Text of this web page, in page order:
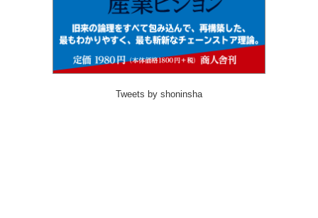
Tweets by shoninsha